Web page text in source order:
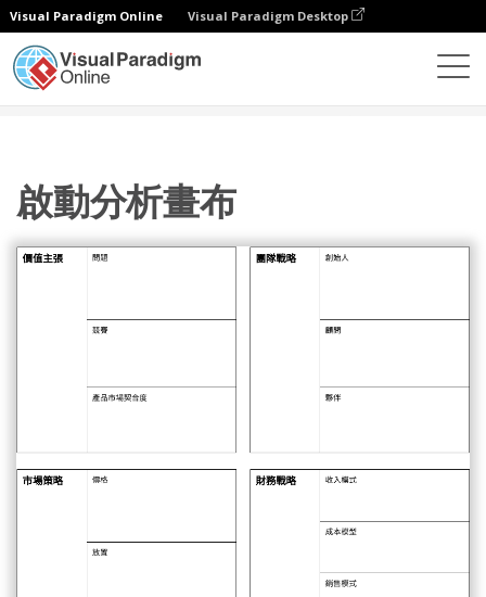
Visual Paradigm Online Visual Paradigm Desktop
啟動分析畫布